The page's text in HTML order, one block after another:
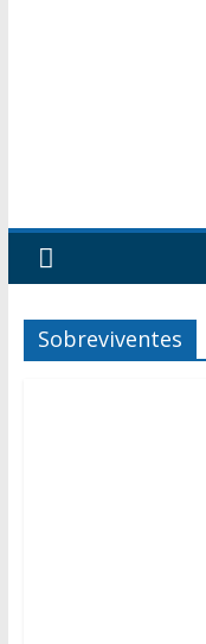
Sobreviventes